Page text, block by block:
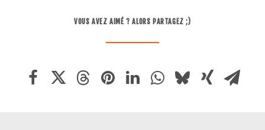
VOUS AVEZ AIMÉ ? ALORS PARTAGEZ ;)